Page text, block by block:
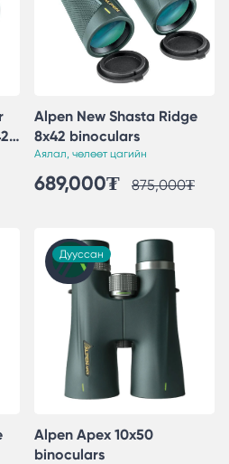
Alpen New Shasta Ridge
8x42 binoculars
Аялал, чөлөөт цагийн
689,000₮ 875,000₮
Дууссан
Alpen Apex 10x50
binoculars